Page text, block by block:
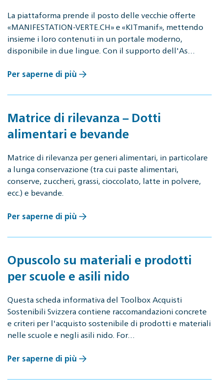
La piattaforma prende il posto delle vecchie offerte
«MANIFESTATION-VERTE.CH» e «KITmanif», mettendo
insieme i loro contenuti in un portale moderno,
disponibile in due lingue. Con il supporto dell'As…
Per saperne di più
Matrice di rilevanza – Dotti
alimentari e bevande
Matrice di rilevanza per generi alimentari, in particolare
a lunga conservazione (tra cui paste alimentari,
conserve, zuccheri, grassi, cioccolato, latte in polvere,
ecc.) e bevande.
Per saperne di più
Opuscolo su materiali e prodotti
per scuole e asili nido
Questa scheda informativa del Toolbox Acquisti
Sostenibili Svizzera contiene raccomandazioni concrete
e criteri per l'acquisto sostenibile di prodotti e materiali
nelle scuole e negli asili nido. For…
Per saperne di più